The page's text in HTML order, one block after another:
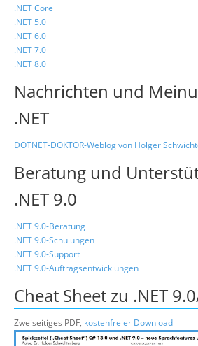
.NET Core
.NET 5.0
.NET 6.0
.NET 7.0
.NET 8.0
Nachrichten und
.NET
DOTNET-DOKTOR-Weblog von Holger
Beratung und
.NET 9.0
.NET 9.0-Beratung
.NET 9.0-Schulungen
.NET 9.0-Support
.NET 9.0-Auftragsentwicklungen
Cheat Sheet zu .NET
Zweiseitiges PDF, kostenfreier Download